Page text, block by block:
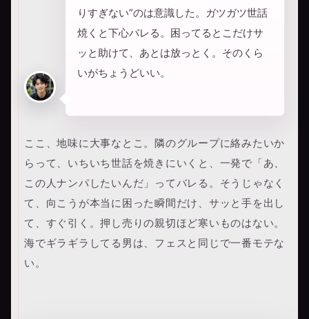
りすぎない”のは意識した。ガツガツ世話
焼くと下心バレる。困ってるとこだけサ
ッと助けて、あとは放っとく。そのくら
いがちょうどいい。
ここ、地味に大事なとこ。隣のグループに絡みたいか
らって、いちいち世話を焼きにいくと、一発で「あ、
この人ナンパしたいんだ」ってバレる。そうじゃなく
て、向こうが本当に困った瞬間だけ、サッと手を出し
て、すぐ引く。押し売りの親切ほど寒いものはない。
海でギラギラしてる男は、フェスと同じで一番モテな
い。